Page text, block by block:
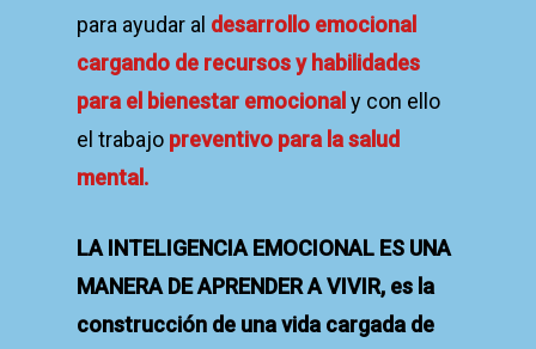
para ayudar al desarrollo emocional
cargando de recursos y habilidades
para el bienestar emocional y con ello
el trabajo preventivo para la salud
mental.
LA INTELIGENCIA EMOCIONAL ES UNA
MANERA DE APRENDER A VIVIR, es la
construcción de una vida cargada de